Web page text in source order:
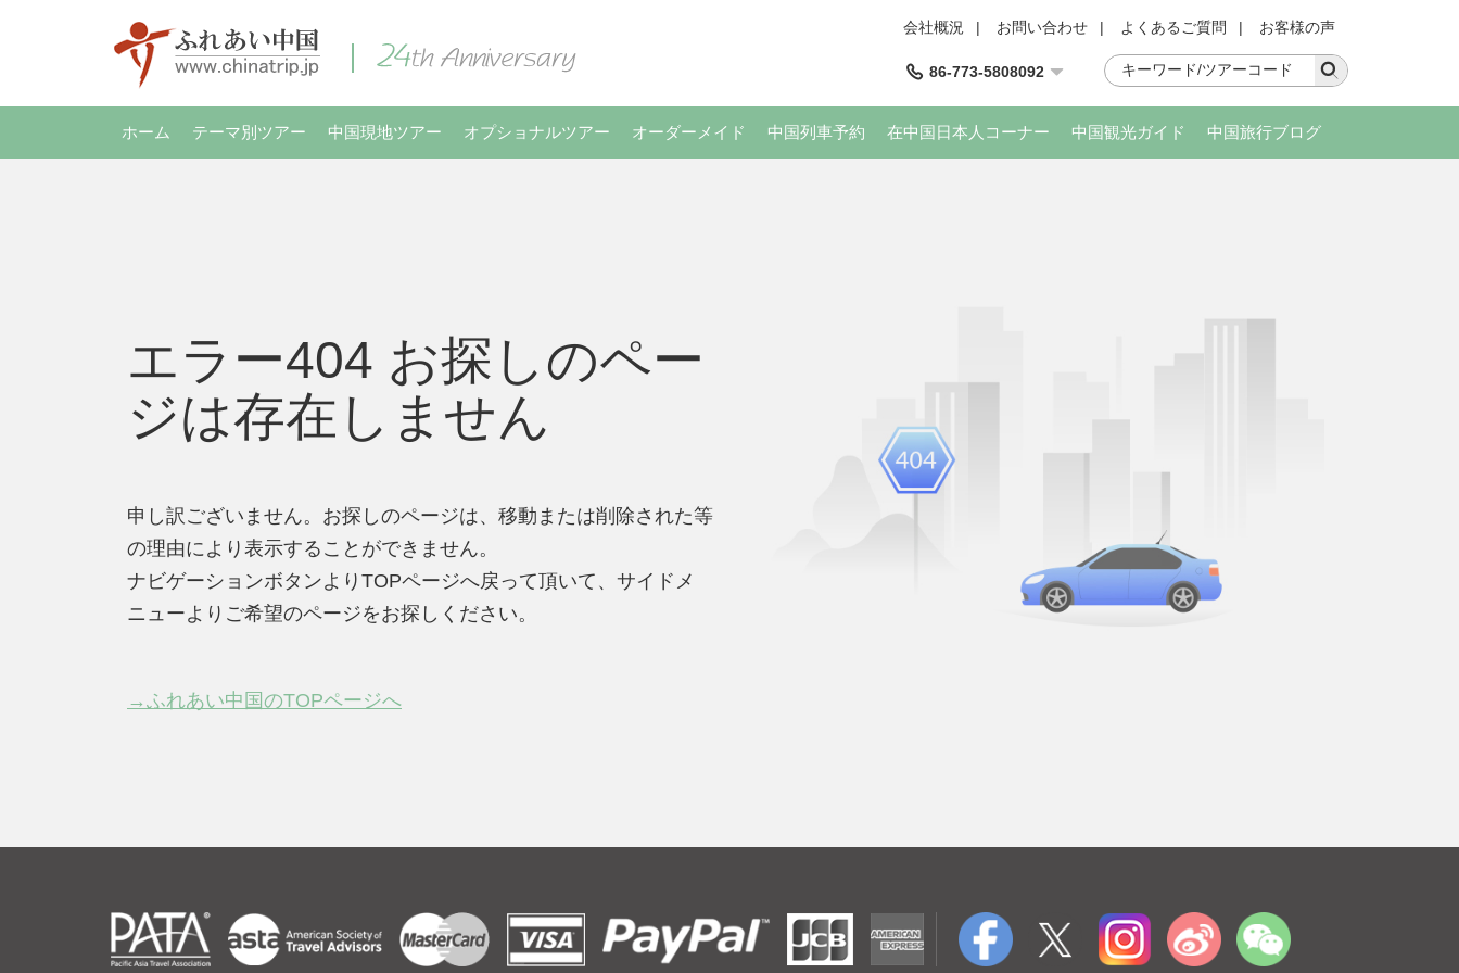
会社概況 | お問い合わせ | よくあるご質問 | お客様の声
86-773-5808092
ホーム テーマ別ツアー 中国現地ツアー オプショナルツアー オーダーメイド 中国列車予約 在中国日本人コーナー 中国観光ガイド 中国旅行ブログ
エラー404 お探しのペー
ジは存在しません
申し訳ございません。お探しのページは、移動または削除された等
の理由により表示することができません。
ナビゲーションボタンよりTOPページへ戻って頂いて、サイドメ
ニューよりご希望のページをお探しください。
→ふれあい中国のTOPページへ